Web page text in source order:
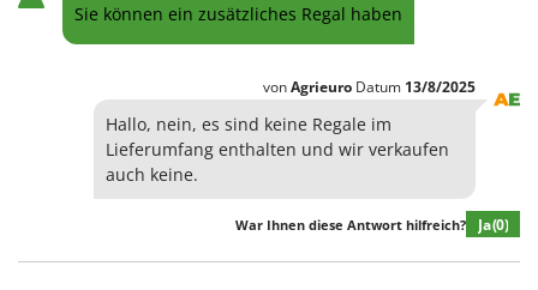
Solidur
Spiralmac
Spring Protezione
Spyro
Stanley
Sie können ein zusätzliches Regal haben
vonAgrieuro Datum 13/8/2025
Hallo, nein, es sind keine Regale im
Lieferumfang enthalten und wir verkaufen
auch keine.
War Ihnen diese Antwort hilfreich? Ja(0)